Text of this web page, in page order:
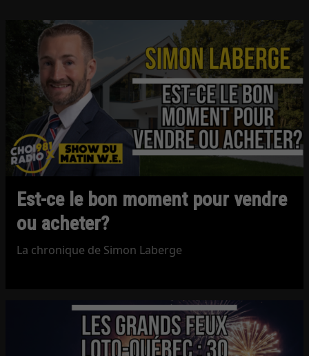
Est-ce le bon moment pour vendre
ou acheter?
La chronique de Simon Laberge